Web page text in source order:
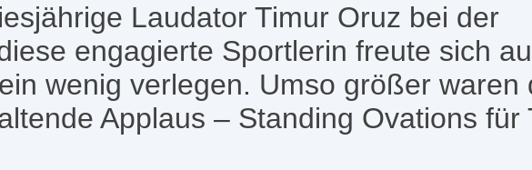
Laudator Timur Oruz bei der
engagierte Sportlerin freute sich
wenig verlegen. Umso größer waren
Applaus – Standing Ovations für